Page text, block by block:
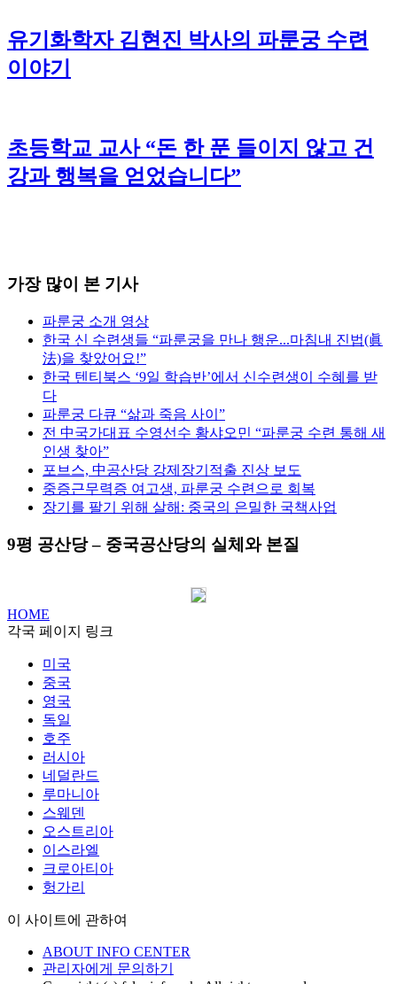
유기화학자 김현진 박사의 파룬궁 수련
이야기
초등학교 교사 “돈 한 푼 들이지 않고 건
강과 행복을 얻었습니다”
가장 많이 본 기사
파룬궁 소개 영상
한국 신 수련생들 “파룬궁을 만나 행운...마침내 진법(眞
法)을 찾았어요!”
한국 텐티북스 ‘9일 학습반’에서 신수련생이 수혜를 받
다
파룬궁 다큐 “삶과 죽음 사이”
전 中국가대표 수영선수 황샤오민 “파룬궁 수련 통해 새
인생 찾아”
포브스, 中공산당 강제장기적출 진상 보도
중증근무력증 여고생, 파룬궁 수련으로 회복
장기를 팔기 위해 살해: 중국의 은밀한 국책사업
9평 공산당 – 중국공산당의 실체와 본질
HOME
각국 페이지 링크
미국
중국
영국
독일
호주
러시아
네덜란드
루마니아
스웨덴
오스트리아
이스라엘
크로아티아
헝가리
이 사이트에 관하여
ABOUT INFO CENTER
관리자에게 문의하기